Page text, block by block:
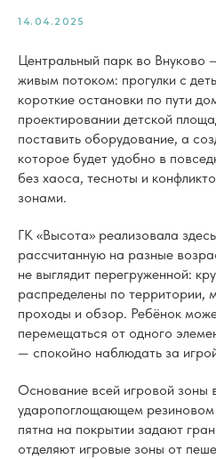
14.04.2025
Центральный парк во Внуково
живым потоком: прогулки с
короткие остановки по пути
проектировании детской
поставить оборудование, а
которое будет удобно в
без хаоса, тесноты и
зонами.
ГК «Высота» реализовала
рассчитанную на разные
не выглядит перегруженной:
распределены по территории,
проходы и обзор. Ребёнок
перемещаться от одного
— спокойно наблюдать за
Основание всей игровой зоны
ударопоглощающем
пятна на покрытии задают
отделяют игровые зоны от